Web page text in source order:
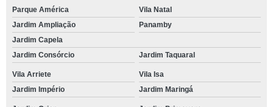
Parque América
Vila Natal
Jardim Ampliação
Panamby
Jardim Capela
Jardim Consórcio
Jardim Taquaral
Vila Arriete
Vila Isa
Jardim Império
Jardim Maringá